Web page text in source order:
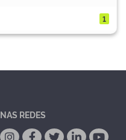
1
NAS REDES